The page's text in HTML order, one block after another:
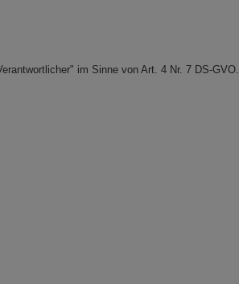
im Sinne von Art. 4 Nr. 7 DS-GVO.